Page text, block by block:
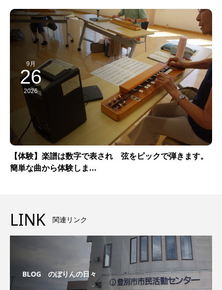
9月
26
2026
【体験】楽譜は数字で表され 弦をピックで弾きます。
簡単な曲から体験しま...
LINK 関連リンク
BLOG のぼりんの日々